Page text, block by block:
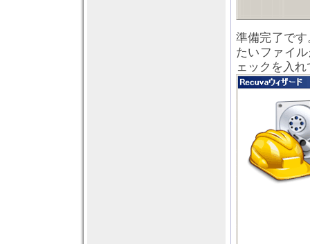
準備完了で
たいファイ
ェックを入